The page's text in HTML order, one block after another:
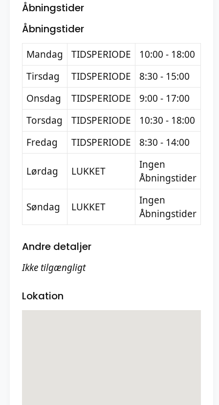
Åbningstider
Åbningstider
Mandag TIDSPERIODE
10:00 - 18:00
Tirsdag
TIDSPERIODE
8:30 - 15:00
Onsdag
TIDSPERIODE
9:00 - 17:00
Torsdag
TIDSPERIODE
10:30 - 18:00
Fredag
TIDSPERIODE 8:30 - 14:00
Lørdag LUKKET
Ingen
Åbningstider
Søndag LUKKET
Ingen
Åbningstider
Andre detaljer
Ikke tilgængligt
Lokation